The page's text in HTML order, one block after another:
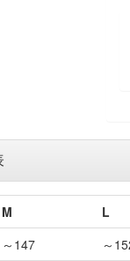
M L
～147 ～